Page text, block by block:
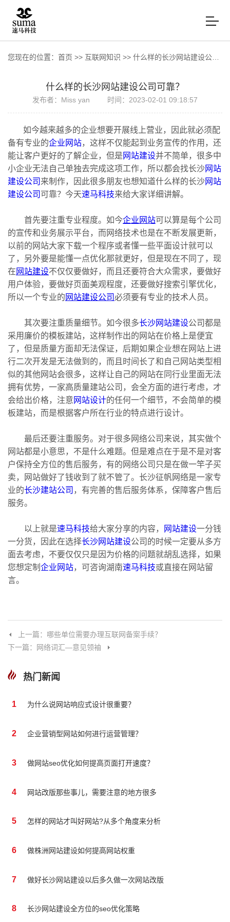
您现在的位置： 首页 >> 互联网知识 >> 什么样的长沙网站建设公司可靠？
什么样的长沙网站建设公司可靠？
发布者：Miss yan 时间：2023-02-01 09:18:57
如今越来越多的企业想要开展线上营业，因此就必须配
备有专业的企业网站，这样不仅能起到业务宣传的作用，还
能让客户更好的了解企业，但是 网站建设并不简单，很多中
小企业无法自己单独去完成这项工作，所以都会找长沙网站
建设公司 来制作，因此很多朋友也想知道什么样的长沙网站
建设公司 可靠？今天速马科技来给大家详细讲解。
首先要注重专业程度。如今企业网站可以算是每个公司
的宣传和业务展示平台，而网络技术也是在不断发展更新，
以前的网站大家下载一个程序或者懂一些平面设计就可以
了，另外要是能懂一点优化那就更好，但是现在不同了，现
在 网站建设不仅仅要做好，而且还要符合大众需求，要做好
用户体验，要做好页面美观程度，还要做好搜索引擎优化，
所以一个专业的 网站建设公司必须要有专业的技术人员。
其次要注重质量细节。如今很多长沙网站建设公司都是
采用廉价的模板建站，这样制作出的网站在价格上是便宜
了，但是质量方面却无法保证，后期如果企业想在网站上进
行二次开发是无法做到的，而且时间长了和自己网站类型相
似的其他网站会很多，这样让自己的网站在同行业里面无法
拥有优势，一家高质量建站公司，会全方面的进行考虑，才
会给出价格，注意 网站设计的任何一个细节，不会简单的模
板建站，而是根据客户所在行业的特点进行设计。
最后还要注重服务。对于很多网络公司来说，其实做个
网站都是小意思，不是什么难题。但是难点在于是不是对客
户保持全方位的售后服务，有的网络公司只是在做一竿子买
卖，网站做好了钱收到了就不管了。长沙征帆网络是一家专
业的长沙建站公司 ，有完善的售后服务体系，保障客户售后
服务。
以上就是速马科技给大家分享的内容， 网站建设一分钱
一分货，因此在选择长沙网站建设公司的时候一定要从多方
面去考虑，不要仅仅只是因为价格的问题就胡乱选择，如果
您想定制 企业网站，可咨询湖南速马科技或直接在网站留
言。
上一篇：哪些单位需要办理互联网备案手续？
下一篇：网络词汇—意见领袖
热门新闻
1 为什么说网站响应式设计很重要？
2 企业营销型网站如何进行运营管理？
3 做网站seo优化如何提高页面打开速度？
4 网站改版那些事儿，需要注意的地方很多
5 怎样的网站才叫好网站?从多个角度来分析
6 做株洲网站建设如何提高网站权重
7 做好长沙网站建设以后多久做一次网站改版
8 长沙网站建设全方位的seo优化策略